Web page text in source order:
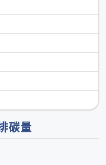
碳量